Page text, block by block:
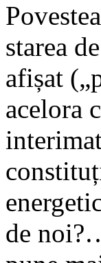
starea
afișat
acelora
de